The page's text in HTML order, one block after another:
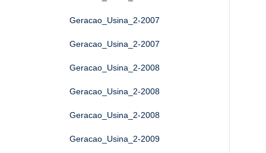
Geracao_Usina_2-2007
Geracao_Usina_2-2007
Geracao_Usina_2-2008
Geracao_Usina_2-2008
Geracao_Usina_2-2008
Geracao_Usina_2-2009